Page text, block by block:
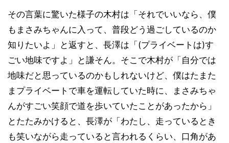
その言葉に驚いた様子の木村は「それでいいなら、僕
もまさみちゃんに入って、普段どう過ごしているのか
知りたいよ」と返すと、長澤は「(プライベートは)す
ごい地味ですよ」と謙そん。そこで木村が「自分では
地味だと思っているのかもしれないけど、僕はたまた
まプライベートで車を運転していた時に、まさみちゃ
んがすごい笑顔で道を歩いていたことがあったから」
とたたみかけると、長澤が「わたし、走っているとき
も笑いながら走っていると言われるくらい、口角があ